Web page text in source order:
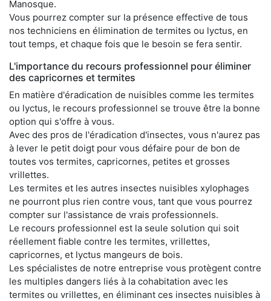
Manosque.
Vous pourrez compter sur la présence effective de tous
nos techniciens en élimination de termites ou lyctus, en
tout temps, et chaque fois que le besoin se fera sentir.
L'importance du recours professionnel pour éliminer
des capricornes et termites
En matière d'éradication de nuisibles comme les termites
ou lyctus, le recours professionnel se trouve être la bonne
option qui s'offre à vous.
Avec des pros de l'éradication d'insectes, vous n'aurez pas
à lever le petit doigt pour vous défaire pour de bon de
toutes vos termites, capricornes, petites et grosses
vrillettes.
Les termites et les autres insectes nuisibles xylophages
ne pourront plus rien contre vous, tant que vous pourrez
compter sur l'assistance de vrais professionnels.
Le recours professionnel est la seule solution qui soit
réellement fiable contre les termites, vrillettes,
capricornes, et lyctus mangeurs de bois.
Les spécialistes de notre entreprise vous protègent contre
les multiples dangers liés à la cohabitation avec les
termites ou vrillettes, en éliminant ces insectes nuisibles à